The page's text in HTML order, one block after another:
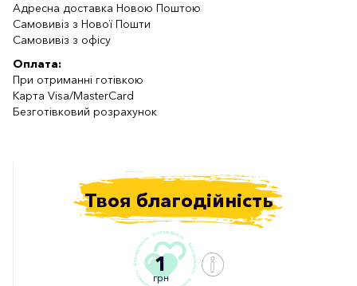
Адресна доставка Новою Поштою
Самовивіз з Нової Пошти
Самовивіз з офісу
Оплата:
При отриманні готівкою
Карта Visa/MasterCard
Безготівковий розрахунок
Твоя благодійність
1
грн